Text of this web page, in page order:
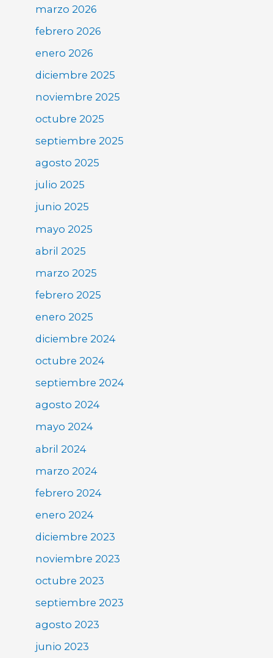
marzo 2026
febrero 2026
enero 2026
diciembre 2025
noviembre 2025
octubre 2025
septiembre 2025
agosto 2025
julio 2025
junio 2025
mayo 2025
abril 2025
marzo 2025
febrero 2025
enero 2025
diciembre 2024
octubre 2024
septiembre 2024
agosto 2024
mayo 2024
abril 2024
marzo 2024
febrero 2024
enero 2024
diciembre 2023
noviembre 2023
octubre 2023
septiembre 2023
agosto 2023
junio 2023